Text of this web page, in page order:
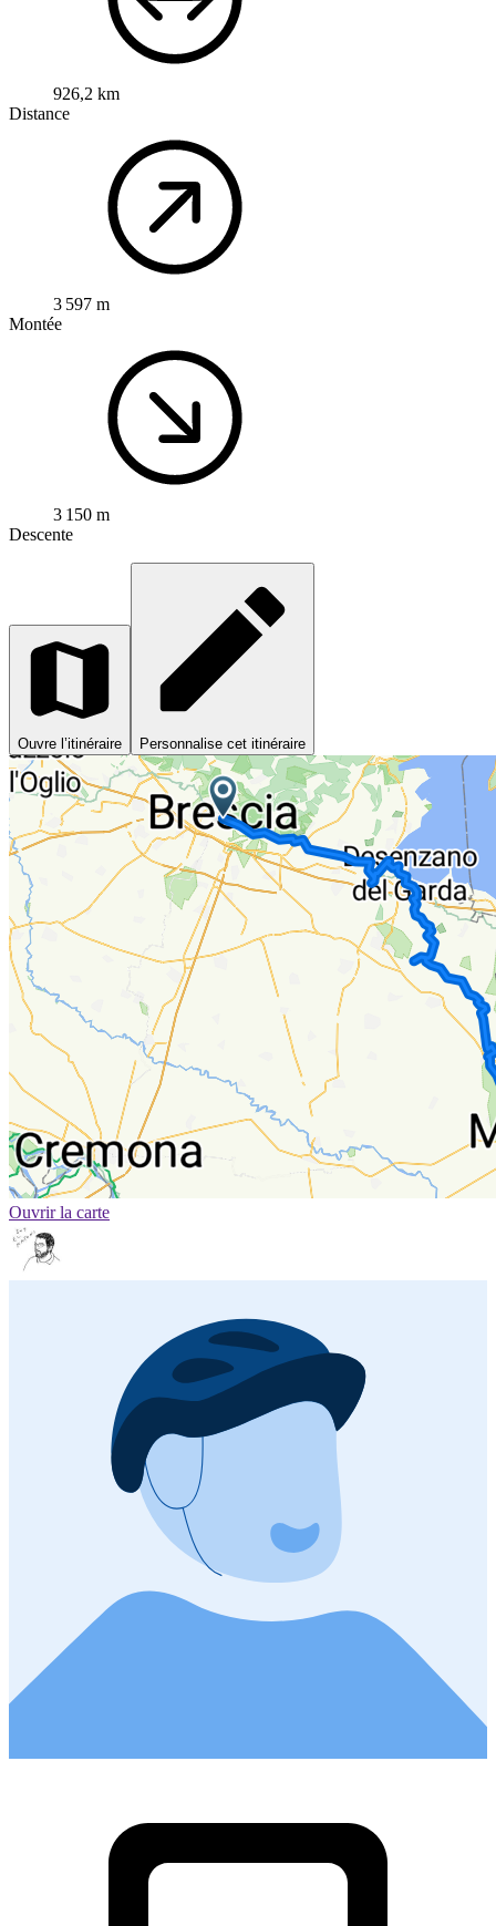
926,2 km
Distance
3 597 m
Montée
3 150 m
Descente
Ouvre l’itinéraire Personnalise cet itinéraire
Ouvrir la carte